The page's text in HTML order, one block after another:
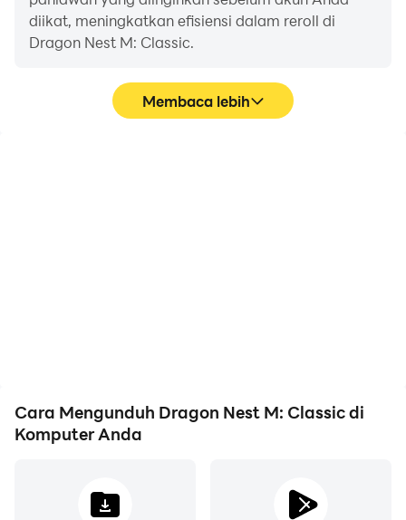
diikat, meningkatkan efisiensi dalam reroll di
Dragon Nest M: Classic.
responsif.
Membaca lebih
Cara Mengunduh Dragon Nest M: Classic di
Komputer Anda